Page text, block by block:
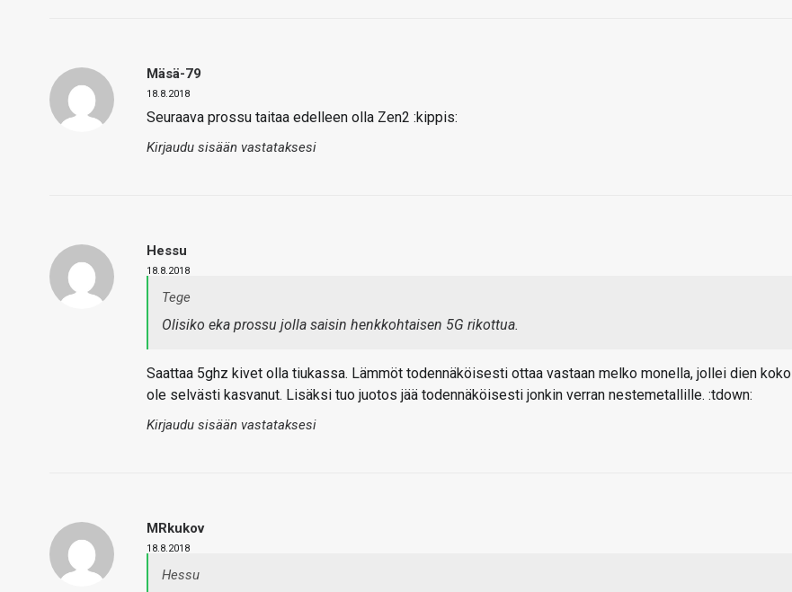
Mäsä-79
18.8.2018
Seuraava prossu taitaa edelleen olla Zen2 :kippis:
Kirjaudu sisään vastataksesi
Hessu
18.8.2018
Tege
Olisiko eka prossu jolla saisin henkkohtaisen 5G rikottua.
Saattaa 5ghz kivet olla tiukassa. Lämmöt todennäköisesti ottaa vastaan melko monella, jollei dien koko
ole selvästi kasvanut. Lisäksi tuo juotos jää todennäköisesti jonkin verran nestemetallille. :tdown:
Kirjaudu sisään vastataksesi
MRkukov
18.8.2018
Hessu